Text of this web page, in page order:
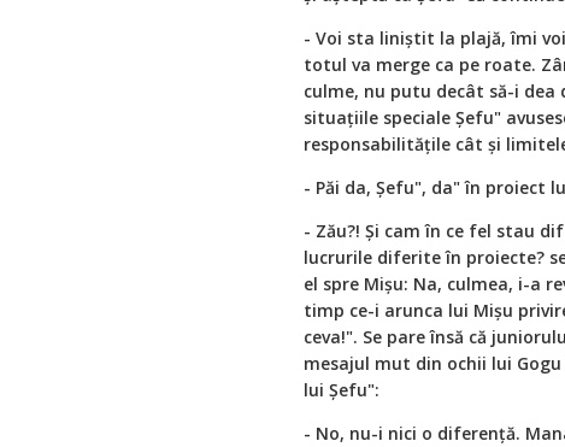
- Voi sta liniștit la plajă, îmi
totul va merge ca pe roate.
culme, nu putu decât să-i
situațiile speciale Șefu"
responsabilitățile cât și
- Păi da, Șefu", da" în proiect
- Zău?! Și cam în ce fel stau
lucrurile diferite în proiecte?
el spre Mișu: Na, culmea, i-a
timp ce-i arunca lui Mișu
ceva!". Se pare însă că
mesajul mut din ochii lui
lui Șefu":
- No, nu-i nici o diferență.